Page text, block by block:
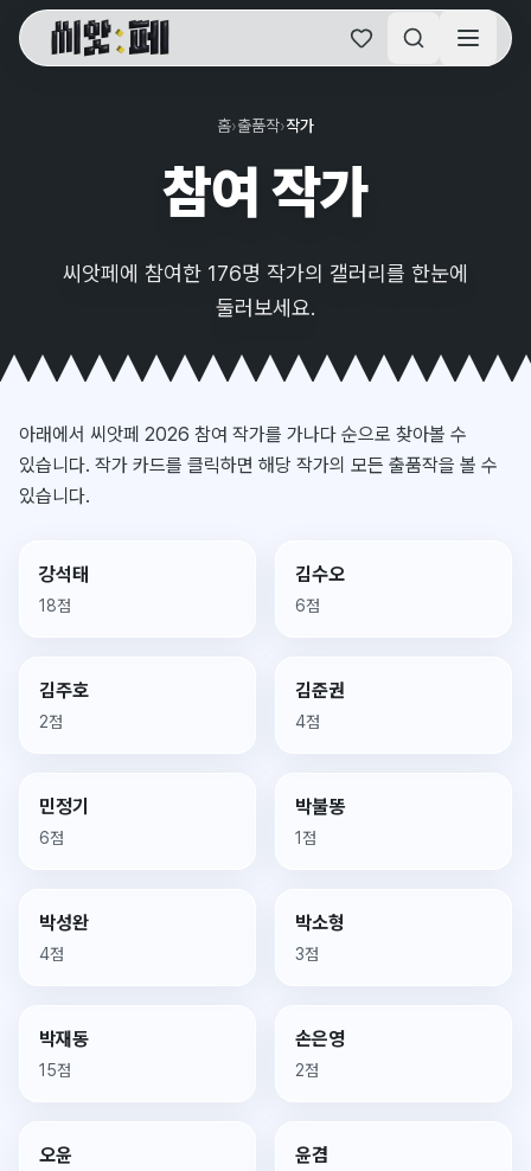
씨앗페 온라인 홈
홈›출품작›작가
참여 작가
씨앗페에 참여한 176명 작가의 갤러리를 한눈에
둘러보세요.
아래에서 씨앗페 2026 참여 작가를 가나다 순으로 찾아볼 수
있습니다. 작가 카드를 클릭하면 해당 작가의 모든 출품작을 볼 수
있습니다.
작가별로 둘러보기
강석태
18점
김수오
6점
김주호
2점
김준권
4점
민정기
6점
박불똥
1점
박성완
4점
박소형
3점
박재동
15점
손은영
2점
오윤 윤겸